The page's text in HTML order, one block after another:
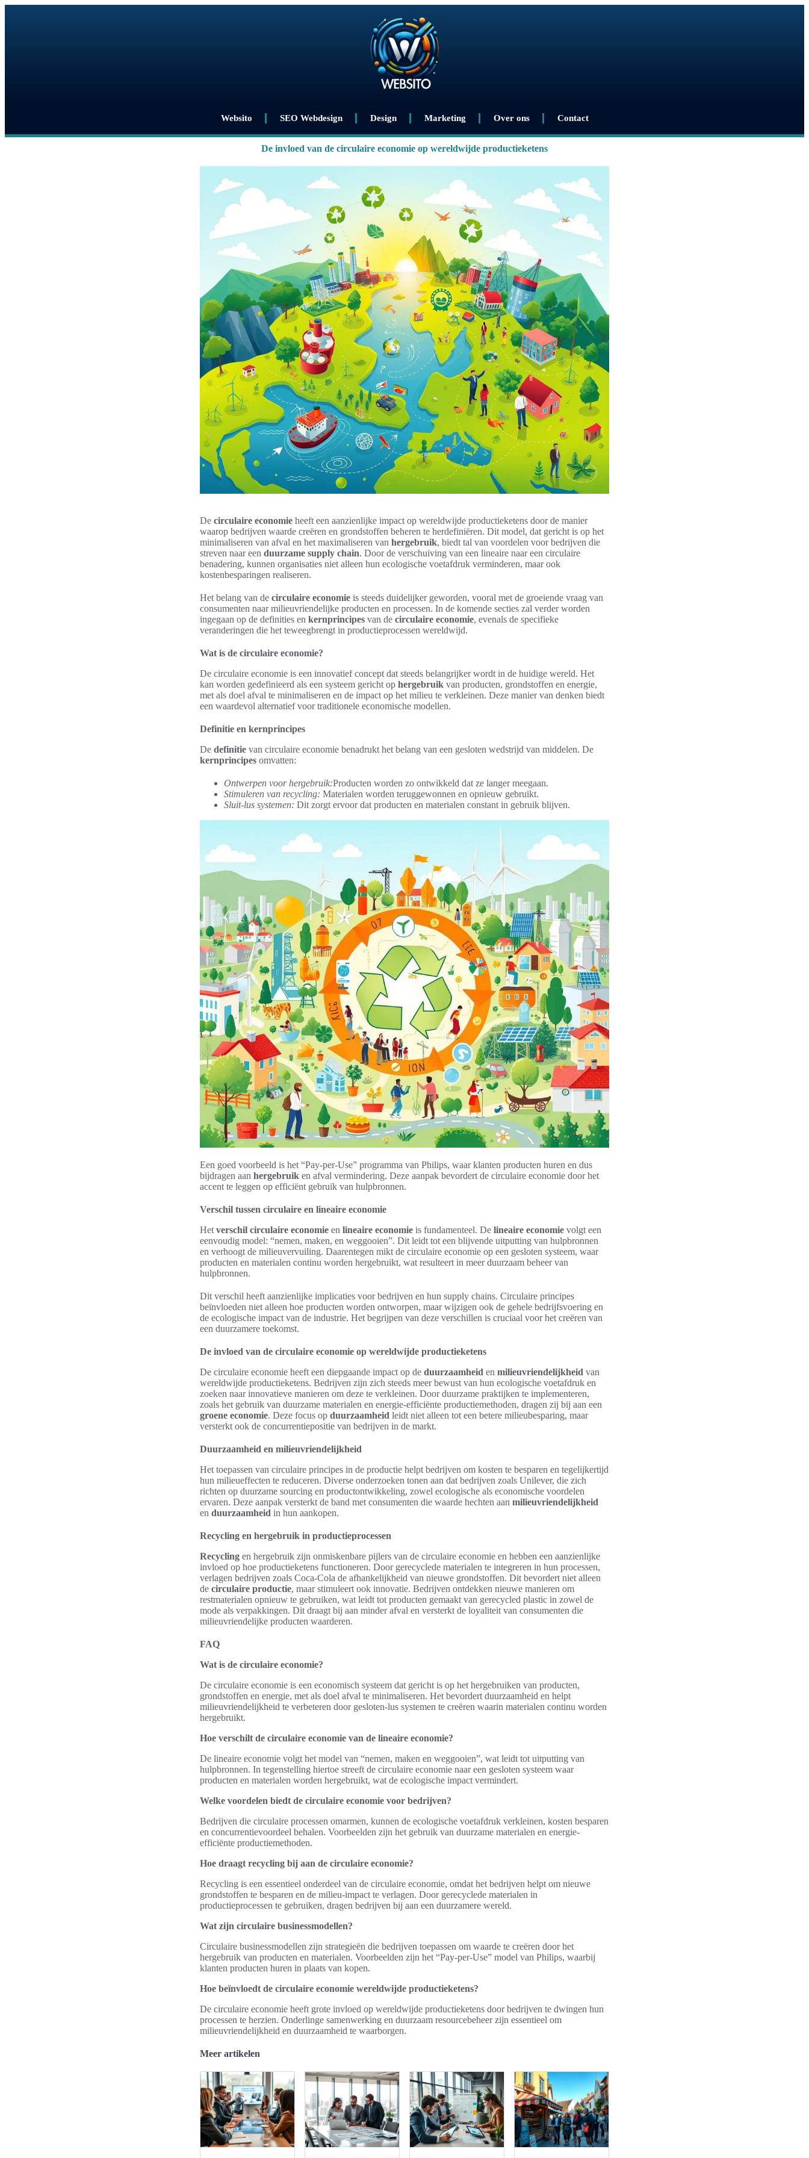
Websito SEO Webdesign Design Marketing Over ons Contact
De invloed van de circulaire economie op wereldwijde productieketens
De circulaire economie heeft een aanzienlijke impact op wereldwijde productieketens door de manier
waarop bedrijven waarde creëren en grondstoffen beheren te herdefiniëren. Dit model, dat gericht is op het
minimaliseren van afval en het maximaliseren van hergebruik, biedt tal van voordelen voor bedrijven die
streven naar een duurzame supply chain. Door de verschuiving van een lineaire naar een circulaire
benadering, kunnen organisaties niet alleen hun ecologische voetafdruk verminderen, maar ook
kostenbesparingen realiseren.
Het belang van de circulaire economie is steeds duidelijker geworden, vooral met de groeiende vraag van
consumenten naar milieuvriendelijke producten en processen. In de komende secties zal verder worden
ingegaan op de definities en kernprincipes van de circulaire economie, evenals de specifieke
veranderingen die het teweegbrengt in productieprocessen wereldwijd.
Wat is de circulaire economie?
De circulaire economie is een innovatief concept dat steeds belangrijker wordt in de huidige wereld. Het
kan worden gedefinieerd als een systeem gericht op hergebruik van producten, grondstoffen en energie,
met als doel afval te minimaliseren en de impact op het milieu te verkleinen. Deze manier van denken biedt
een waardevol alternatief voor traditionele economische modellen.
Definitie en kernprincipes
De definitie van circulaire economie benadrukt het belang van een gesloten wedstrijd van middelen. De
kernprincipes omvatten:
Ontwerpen voor hergebruik:Producten worden zo ontwikkeld dat ze langer meegaan.
Stimuleren van recycling: Materialen worden teruggewonnen en opnieuw gebruikt.
Sluit-lus systemen: Dit zorgt ervoor dat producten en materialen constant in gebruik blijven.
Een goed voorbeeld is het “Pay-per-Use” programma van Philips, waar klanten producten huren en dus
bijdragen aan hergebruik en afval vermindering. Deze aanpak bevordert de circulaire economie door het
accent te leggen op efficiënt gebruik van hulpbronnen.
Verschil tussen circulaire en lineaire economie
Het verschil circulaire economie en lineaire economie is fundamenteel. De lineaire economie volgt een
eenvoudig model: “nemen, maken, en weggooien”. Dit leidt tot een blijvende uitputting van hulpbronnen
en verhoogt de milieuvervuiling. Daarentegen mikt de circulaire economie op een gesloten systeem, waar
producten en materialen continu worden hergebruikt, wat resulteert in meer duurzaam beheer van
hulpbronnen.
Dit verschil heeft aanzienlijke implicaties voor bedrijven en hun supply chains. Circulaire principes
beïnvloeden niet alleen hoe producten worden ontworpen, maar wijzigen ook de gehele bedrijfsvoering en
de ecologische impact van de industrie. Het begrijpen van deze verschillen is cruciaal voor het creëren van
een duurzamere toekomst.
De invloed van de circulaire economie op wereldwijde productieketens
De circulaire economie heeft een diepgaande impact op de duurzaamheid en milieuvriendelijkheid van
wereldwijde productieketens. Bedrijven zijn zich steeds meer bewust van hun ecologische voetafdruk en
zoeken naar innovatieve manieren om deze te verkleinen. Door duurzame praktijken te implementeren,
zoals het gebruik van duurzame materialen en energie-efficiënte productiemethoden, dragen zij bij aan een
groene economie. Deze focus op duurzaamheid leidt niet alleen tot een betere milieubesparing, maar
versterkt ook de concurrentiepositie van bedrijven in de markt.
Duurzaamheid en milieuvriendelijkheid
Het toepassen van circulaire principes in de productie helpt bedrijven om kosten te besparen en tegelijkertijd
hun milieueffecten te reduceren. Diverse onderzoeken tonen aan dat bedrijven zoals Unilever, die zich
richten op duurzame sourcing en productontwikkeling, zowel ecologische als economische voordelen
ervaren. Deze aanpak versterkt de band met consumenten die waarde hechten aan milieuvriendelijkheid
en duurzaamheid in hun aankopen.
Recycling en hergebruik in productieprocessen
Recycling en hergebruik zijn onmiskenbare pijlers van de circulaire economie en hebben een aanzienlijke
invloed op hoe productieketens functioneren. Door gerecyclede materialen te integreren in hun processen,
verlagen bedrijven zoals Coca-Cola de afhankelijkheid van nieuwe grondstoffen. Dit bevordert niet alleen
de circulaire productie, maar stimuleert ook innovatie. Bedrijven ontdekken nieuwe manieren om
restmaterialen opnieuw te gebruiken, wat leidt tot producten gemaakt van gerecycled plastic in zowel de
mode als verpakkingen. Dit draagt bij aan minder afval en versterkt de loyaliteit van consumenten die
milieuvriendelijke producten waarderen.
FAQ
Wat is de circulaire economie?
De circulaire economie is een economisch systeem dat gericht is op het hergebruiken van producten,
grondstoffen en energie, met als doel afval te minimaliseren. Het bevordert duurzaamheid en helpt
milieuvriendelijkheid te verbeteren door gesloten-lus systemen te creëren waarin materialen continu worden
hergebruikt.
Hoe verschilt de circulaire economie van de lineaire economie?
De lineaire economie volgt het model van “nemen, maken en weggooien”, wat leidt tot uitputting van
hulpbronnen. In tegenstelling hiertoe streeft de circulaire economie naar een gesloten systeem waar
producten en materialen worden hergebruikt, wat de ecologische impact vermindert.
Welke voordelen biedt de circulaire economie voor bedrijven?
Bedrijven die circulaire processen omarmen, kunnen de ecologische voetafdruk verkleinen, kosten besparen
en concurrentievoordeel behalen. Voorbeelden zijn het gebruik van duurzame materialen en energie-
efficiënte productiemethoden.
Hoe draagt recycling bij aan de circulaire economie?
Recycling is een essentieel onderdeel van de circulaire economie, omdat het bedrijven helpt om nieuwe
grondstoffen te besparen en de milieu-impact te verlagen. Door gerecyclede materialen in
productieprocessen te gebruiken, dragen bedrijven bij aan een duurzamere wereld.
Wat zijn circulaire businessmodellen?
Circulaire businessmodellen zijn strategieën die bedrijven toepassen om waarde te creëren door het
hergebruik van producten en materialen. Voorbeelden zijn het “Pay-per-Use” model van Philips, waarbij
klanten producten huren in plaats van kopen.
Hoe beïnvloedt de circulaire economie wereldwijde productieketens?
De circulaire economie heeft grote invloed op wereldwijde productieketens door bedrijven te dwingen hun
processen te herzien. Onderlinge samenwerking en duurzaam resourcebeheer zijn essentieel om
milieuvriendelijkheid en duurzaamheid te waarborgen.
Meer artikelen